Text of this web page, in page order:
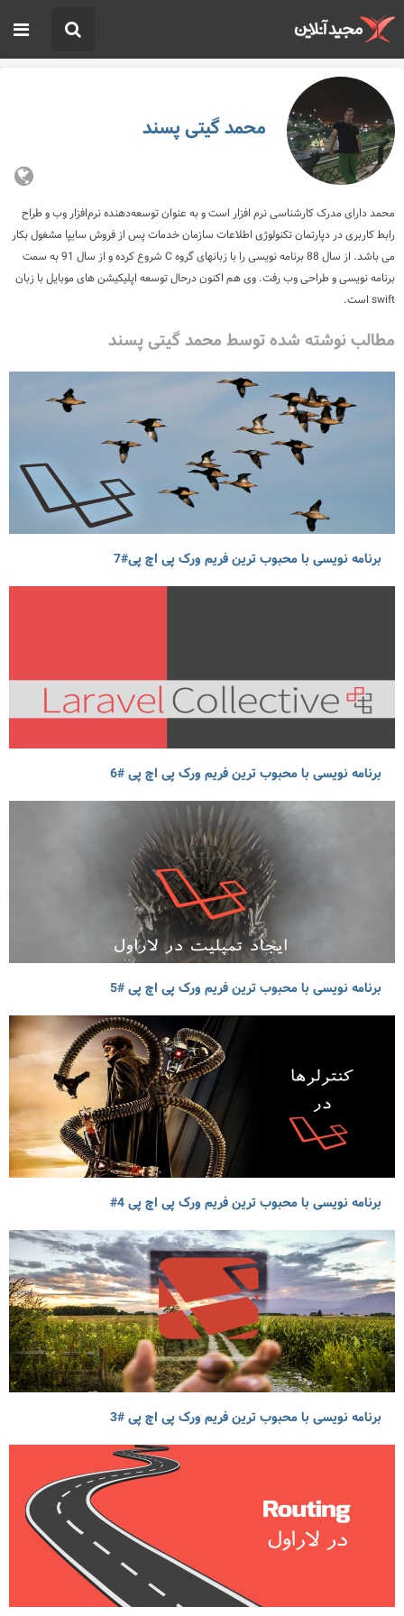
محمد گیتی پسند
محمد دارای مدرک کارشناسی نرم افزار است و به عنوان توسعه‌دهنده نرم‌افزار وب و طراح
رابط کاربری در دپارتمان تکنولوژی اطلاعات سازمان خدمات پس از فروش سایپا مشغول بکار
می باشد. از سال 88 برنامه نویسی را با زبانهای گروه C شروع کرده و از سال 91 به سمت
برنامه نویسی و طراحی وب رفت. وی هم اکنون درحال توسعه اپلیکیشن های موبایل با زبان
swift است.
مطالب نوشته شده توسط محمد گیتی پسند
برنامه نویسی با محبوب ترین فریم ورک پی اچ پی#7
برنامه نویسی با محبوب ترین فریم ورک پی اچ پی #6
برنامه نویسی با محبوب ترین فریم ورک پی اچ پی #5
برنامه نویسی با محبوب ترین فریم ورک پی اچ پی 4#
برنامه نویسی با محبوب ترین فریم ورک پی اچ پی #3